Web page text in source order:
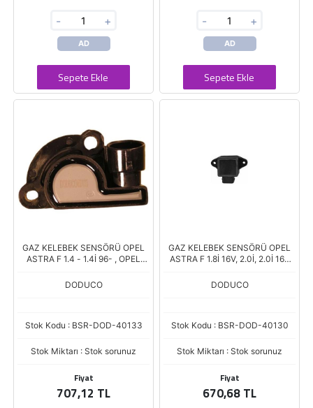
- +
AD
Sepete Ekle
- +
AD
Sepete Ekle
GAZ KELEBEK SENSÖRÜ OPEL
ASTRA F 1.4 - 1.4İ 96- , OPEL
DODUCO
Stok Kodu : BSR-DOD-40133
Stok Miktarı : Stok sorunuz
Fiyat
707,12 TL
GAZ KELEBEK SENSÖRÜ OPEL
ASTRA F 1.8İ 16V, 2.0İ, 2.0İ 16V
DODUCO
Stok Kodu : BSR-DOD-40130
Stok Miktarı : Stok sorunuz
Fiyat
670,68 TL